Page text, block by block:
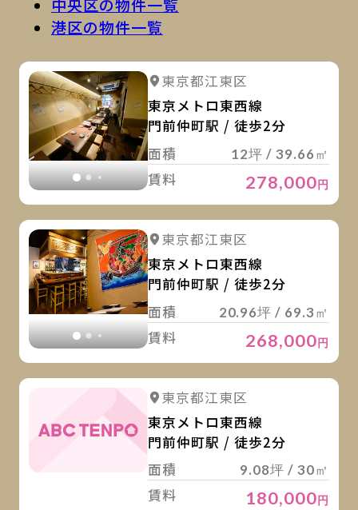
中央区の物件一覧
港区の物件一覧
詳細を見る
東京都江東区
東京メトロ東西線
門前仲町駅 / 徒歩2分
面積
12坪 / 39.66㎡
賃料 278,000円
詳細を見る
東京都江東区
東京メトロ東西線
門前仲町駅 / 徒歩2分
面積
20.96坪 / 69.3㎡
賃料 268,000円
東京都江東区
東京メトロ東西線
門前仲町駅 / 徒歩2分
面積
9.08坪 / 30㎡
賃料 180,000円